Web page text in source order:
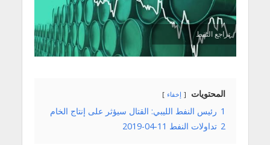
تراجع النفط
المحتويات إخفاء
1 رئيس النفط الليبي: القتال سيؤثر على إنتاج الخام
2 تداولات النفط 11-04-2019